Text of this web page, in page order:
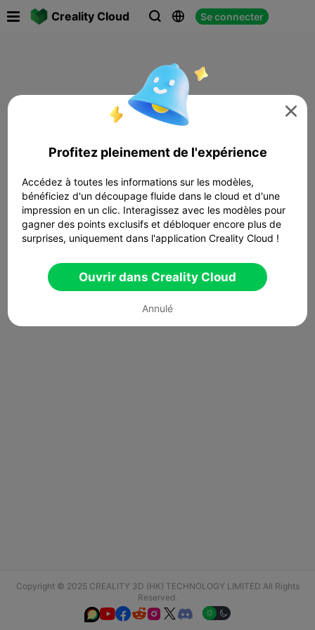
Creality Cloud   Se connecter
Copyright © 2025 CREALITY 3D (HK) TECHNOLOGY LIMITED All Rights
Reserved.
  

Profitez pleinement de l'expérience
Accédez à toutes les informations sur les modèles,
bénéficiez d'un découpage fluide dans le cloud et d'une
impression en un clic. Interagissez avec les modèles pour
gagner des points exclusifs et débloquer encore plus de
surprises, uniquement dans l'application Creality Cloud !
Ouvrir dans Creality Cloud
Annulé